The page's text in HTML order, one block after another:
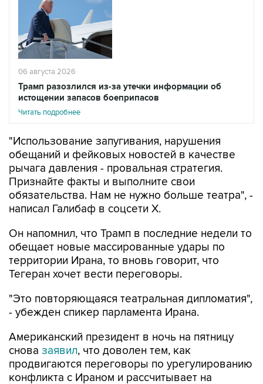
06 августа 2026
Трамп разозлился из-за утечки информации об
истощении запасов боеприпасов
Читать подробнее
"Использование запугивания, нарушения
обещаний и фейковых новостей в качестве
рычага давления - провальная стратегия.
Признайте факты и выполните свои
обязательства. Нам не нужно больше театра", -
написал Галибаф в соцсети X.
Он напомнил, что Трамп в последние недели то
обещает новые массированные удары по
территории Ирана, то вновь говорит, что
Тегеран хочет вести переговоры.
"Это повторяющаяся театральная дипломатия",
- убежден спикер парламента Ирана.
Американский президент в ночь на пятницу
снова заявил, что доволен тем, как
продвигаются переговоры по урегулированию
конфликта с Ираном и рассчитывает на